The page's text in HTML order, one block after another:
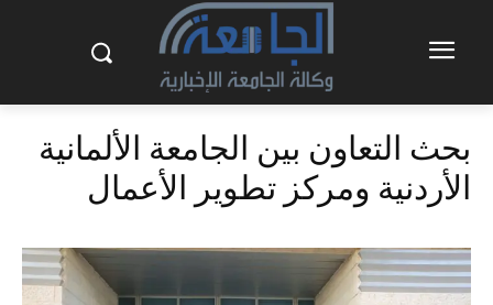
بحث التعاون بين الجامعة الألمانية
الأردنية ومركز تطوير الأعمال